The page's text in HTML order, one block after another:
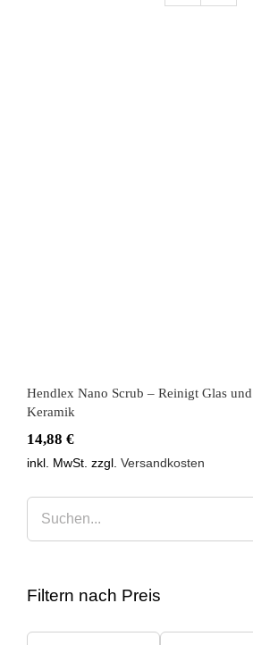
Hendlex Nano Scrub – Reinigt Glas
Keramik
14,88 €
inkl. MwSt. zzgl. Versandkosten
Filtern nach Preis